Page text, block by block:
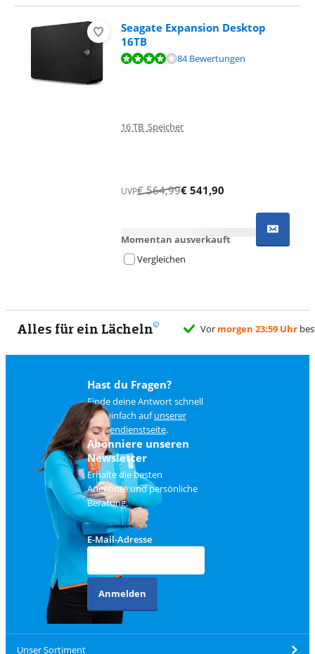
Seagate Expansion Desktop
16TB
Bewertet mit 8,3 von 10, basierend auf 84 Bewertungen.
84 Bewertungen
16 TB Speicher
UVP€564,99€ 541,90
Momentan ausverkauft
Vergleichen
Alles für ein Lächeln
Vormorgen 23:59 Uhrbestellt, Montagkostenlosgeliefert
Hast du Fragen?
Finde deine Antwort schnell
und einfach aufunserer
Kundendienstseite.
Abonniere unseren
Newsletter
Erhalte die besten
Angebote und persönliche
Beratung.
E-Mail-Adresse
Anmelden
Unser Sortiment